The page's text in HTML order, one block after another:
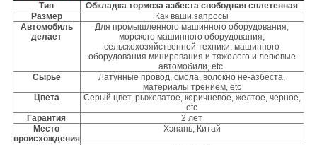
Тип
Обкладка тормоза азбеста свободная сплетенная
Размер
Как ваши запросы
Автомобиль
делает
Для промышленного машинного оборудования,
морского машинного оборудования,
сельскохозяйственной техники, машинного
оборудования минирования и тяжелого и легковые
автомобили, etc.
Сырье
Латунные провод, смола, волокно не-азбеста,
материалы трением, etc
Цвета
Серый цвет, рыжеватое, коричневое, желтое, черное,
etc
Гарантия
2 лет
Место
происхождения
Хэнань, Китай